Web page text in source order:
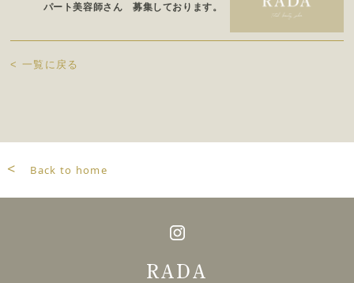
パート美容師さん 募集しております。
< 一覧に戻る
< Back to home
RADA